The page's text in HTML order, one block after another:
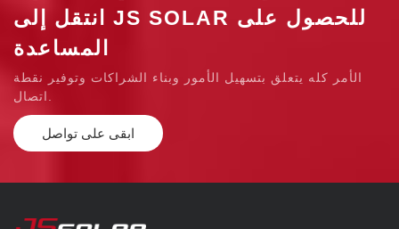
انتقل إلى JS SOLAR للحصول على
المساعدة
الأمر كله يتعلق بتسهيل الأمور وبناء الشراكات وتوفير نقطة
ابقى على تواصل